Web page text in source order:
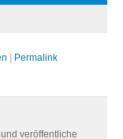
Permalink
veröffentliche